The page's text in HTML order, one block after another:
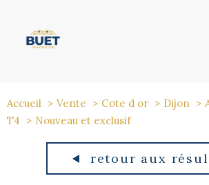
Accueil Vente Cote d or Dijon
T4
Nouveau et exclusif
retour aux